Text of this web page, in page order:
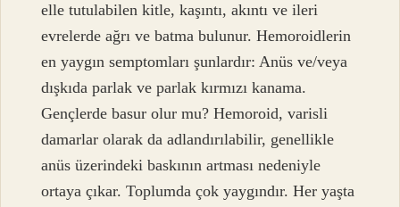
elle tutulabilen kitle, kaşıntı, akıntı ve ileri
evrelerde ağrı ve batma bulunur. Hemoroidlerin
en yaygın semptomları şunlardır: Anüs ve/veya
dışkıda parlak ve parlak kırmızı kanama.
Gençlerde basur olur mu? Hemoroid, varisli
damarlar olarak da adlandırılabilir, genellikle
anüs üzerindeki baskının artması nedeniyle
ortaya çıkar. Toplumda çok yaygındır. Her yaşta